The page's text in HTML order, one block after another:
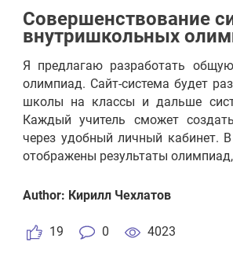
Совершенствование
внутришкольных
Я предлагаю разработать
олимпиад. Сайт-система будет
школы на классы и дальше
Каждый учитель сможет
через удобный личный кабинет.
отображены результаты
обсуждения внутренних
Author: Кирилл Чехлатов
19 0 4023